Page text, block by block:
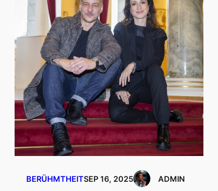
BERÜHMTHEITSEP 16, 2025 ADMIN